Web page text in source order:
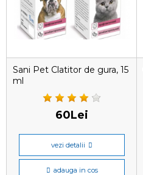
Sani Pet Clatitor de gura, 15
ml
60Lei
vezi detalii
adauga in cos